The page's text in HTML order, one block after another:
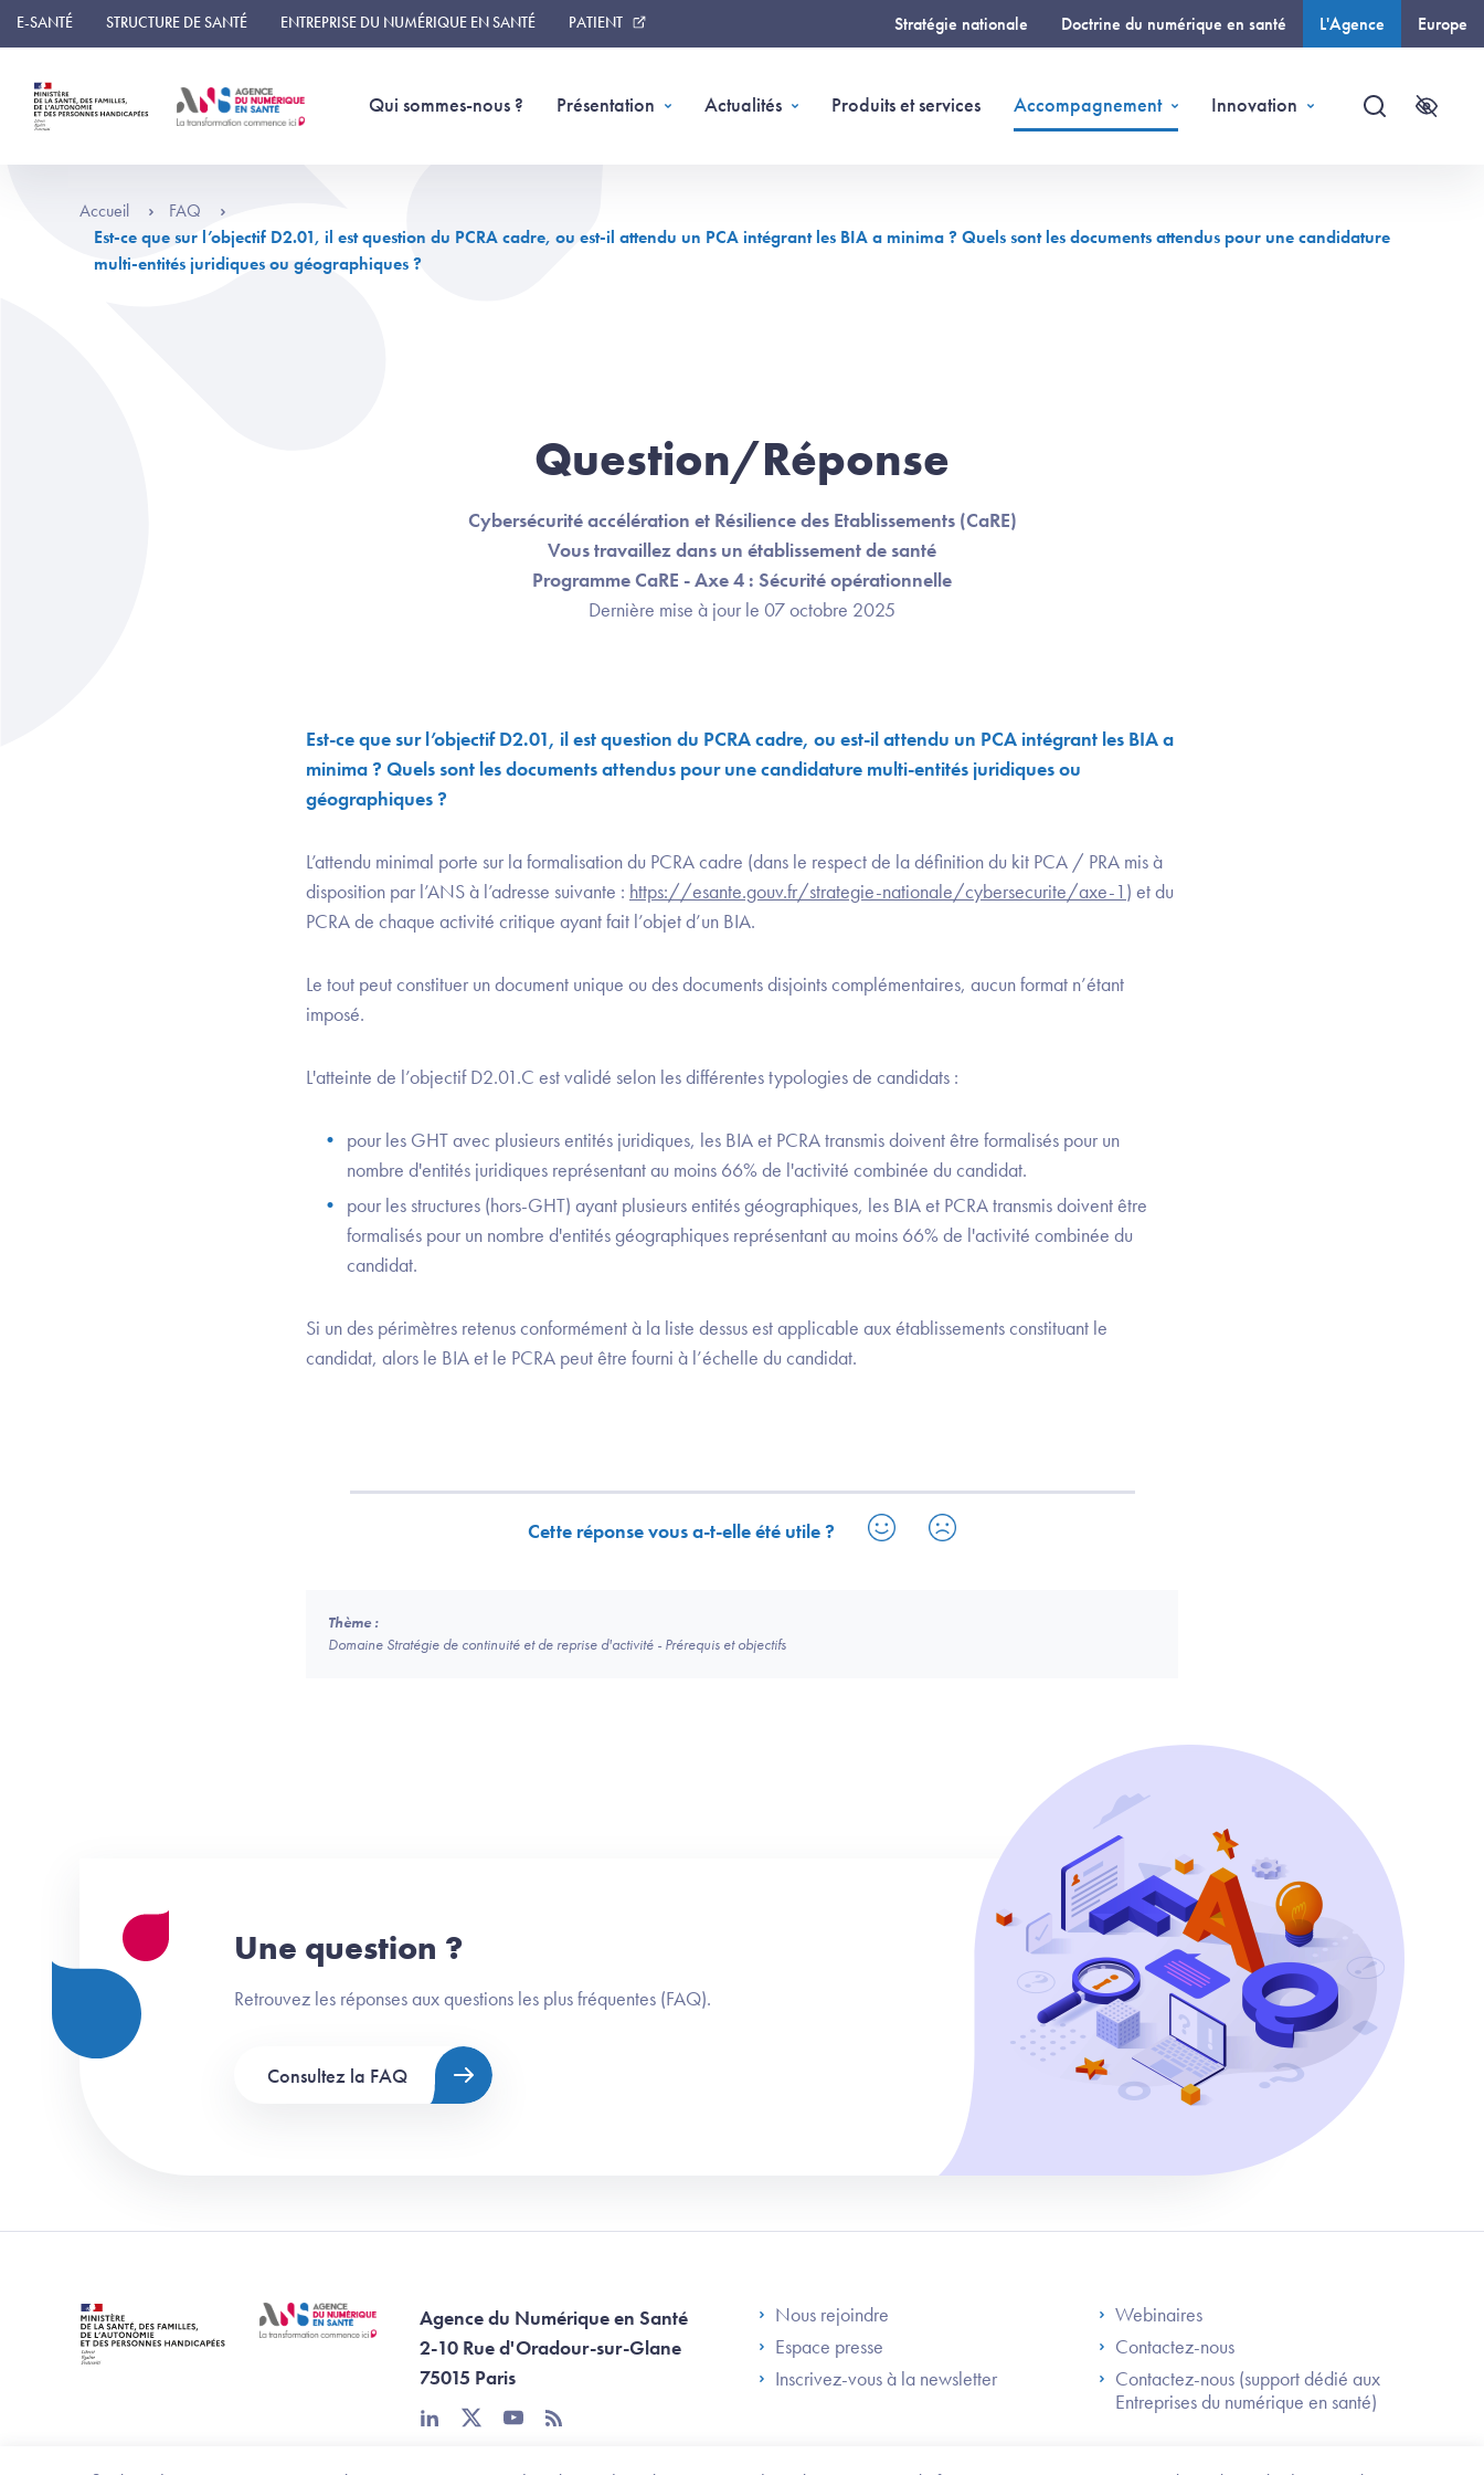
Panneau de gestion des cookies
E-SANTÉ STRUCTURE DE SANTÉ ENTREPRISE DU NUMÉRIQUE EN SANTÉ PATIENT Stratégie nationale Doctrine du numérique en santé L'Agence Europe
Qui sommes-nous ? Présentation Actualités Produits et services Accompagnement Innovation
Recherche
Accueil
FAQ
Est-ce que sur l’objectif D2.01, il est question du PCRA cadre, ou est-il attendu un PCA intégrant les BIA a minima ? Quels sont les documents attendus pour une candidature
multi-entités juridiques ou géographiques ?
Question/Réponse
Cybersécurité accélération et Résilience des Etablissements (CaRE)
Vous travaillez dans un établissement de santé
Programme CaRE - Axe 4 : Sécurité opérationnelle
Dernière mise à jour le 07 octobre 2025
Est-ce que sur l’objectif D2.01, il est question du PCRA cadre, ou est-il attendu un PCA intégrant les BIA a
minima ? Quels sont les documents attendus pour une candidature multi-entités juridiques ou
géographiques ?
L’attendu minimal porte sur la formalisation du PCRA cadre (dans le respect de la définition du kit PCA / PRA mis à
disposition par l’ANS à l’adresse suivante : https://esante.gouv.fr/strategie-nationale/cybersecurite/axe-1 ) et du
PCRA de chaque activité critique ayant fait l’objet d’un BIA.
Le tout peut constituer un document unique ou des documents disjoints complémentaires, aucun format n’étant
imposé.
L'atteinte de l’objectif D2.01.C est validé selon les différentes typologies de candidats :
pour les GHT avec plusieurs entités juridiques, les BIA et PCRA transmis doivent être formalisés pour un
nombre d'entités juridiques représentant au moins 66% de l'activité combinée du candidat.
pour les structures (hors-GHT) ayant plusieurs entités géographiques, les BIA et PCRA transmis doivent être
formalisés pour un nombre d'entités géographiques représentant au moins 66% de l'activité combinée du
candidat.
Si un des périmètres retenus conformément à la liste dessus est applicable aux établissements constituant le
candidat, alors le BIA et le PCRA peut être fourni à l’échelle du candidat.
Cette réponse vous a-t-elle été utile ?
Thème :
Domaine Stratégie de continuité et de reprise d'activité - Prérequis et objectifs
Une question ?
Retrouvez les réponses aux questions les plus fréquentes (FAQ).
Consultez la FAQ
Agence du Numérique en Santé
2-10 Rue d'Oradour-sur-Glane
75015 Paris
linkedintwitteryoutube
rss
Footer Left ANS
Nous rejoindre
Espace presse
Inscrivez-vous à la newsletter
Footer Right ANS
Webinaires
Contactez-nous
Contactez-nous (support dédié aux
Entreprises du numérique en santé)